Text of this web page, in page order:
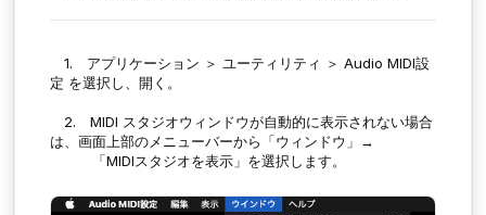
1. アプリケーション ＞ ユーティリティ ＞ Audio MIDI設
定 を選択し、開く。
2. MIDI スタジオウィンドウが自動的に表示されない場合
は、画面上部のメニューバーから「ウィンドウ」→
「MIDIスタジオを表示」を選択します。